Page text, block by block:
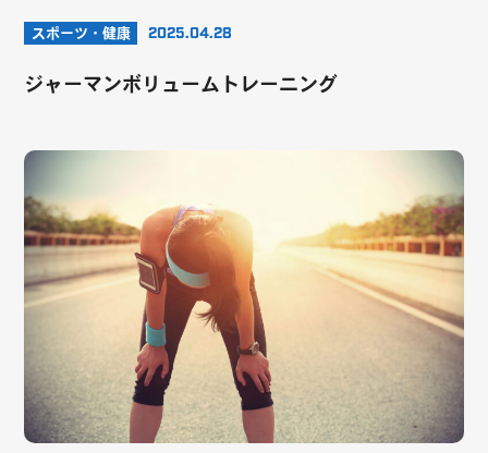
スポーツ・健康 2025.04.28
ジャーマンボリュームトレーニング